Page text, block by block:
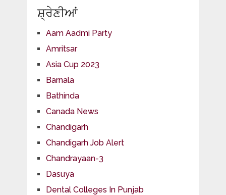
ਸ਼੍ਰੇਣੀਆਂ
Aam Aadmi Party
Amritsar
Asia Cup 2023
Barnala
Bathinda
Canada News
Chandigarh
Chandigarh Job Alert
Chandrayaan-3
Dasuya
Dental Colleges In Punjab